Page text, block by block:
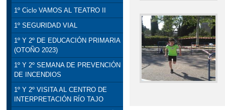
1º Ciclo VAMOS AL TEATRO II
1º SEGURIDAD VIAL
1º Y 2º DE EDUCACIÓN PRIMARIA
(OTOÑO 2023)
1º Y 2º SEMANA DE PREVENCIÓN
DE INCENDIOS
1º Y 2º VISITA AL CENTRO DE
INTERPRETACIÓN RÍO TAJO